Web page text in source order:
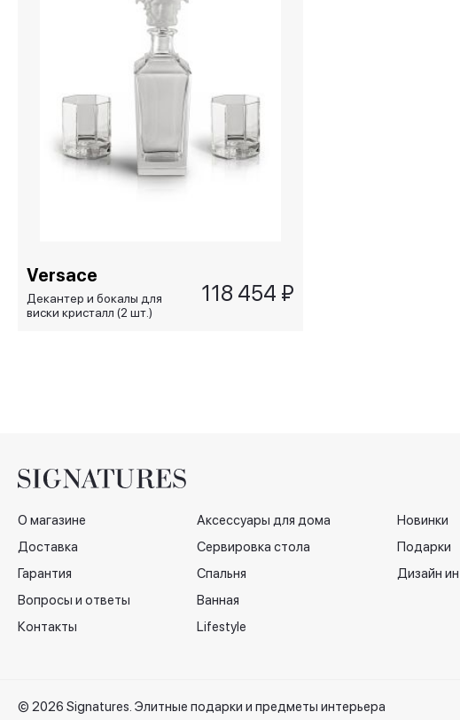
Versace
Декантер и бокалы для
виски кристалл (2 шт.)
118 454 ₽
О магазине
Доставка
Гарантия
Вопросы и ответы
Контакты
Аксессуары для дома
Сервировка стола
Спальня
Ванная
Lifestyle
Новинки
Подарки
Дизайн
© 2026 Signatures. Элитные подарки и предметы интерьера